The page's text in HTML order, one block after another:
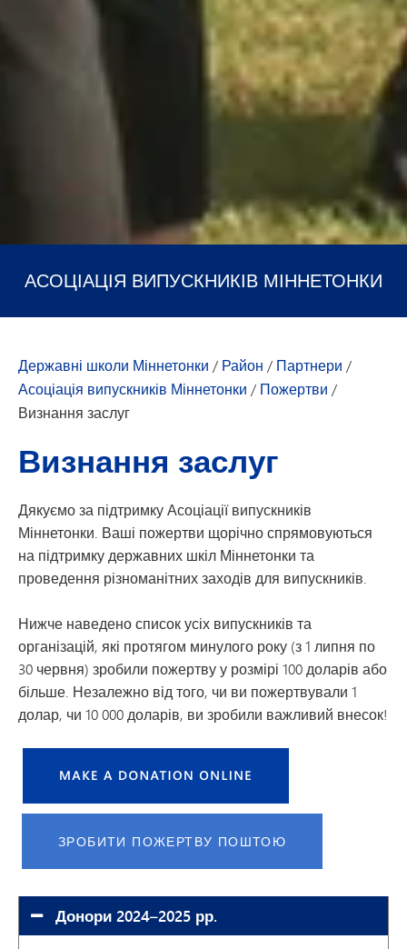
АСОЦІАЦІЯ ВИПУСКНИКІВ МІННЕТОНКИ
Державні школи Міннетонки / Район / Партнери /
Асоціація випускників Міннетонки / Пожертви /
Визнання заслуг
Визнання заслуг
Дякуємо за підтримку Асоціації випускників
Міннетонки. Ваші пожертви щорічно спрямовуються
на підтримку державних шкіл Міннетонки та
проведення різноманітних заходів для випускників.
Нижче наведено список усіх випускників та
організацій, які протягом минулого року (з 1 липня по
30 червня) зробили пожертву у розмірі 100 доларів або
більше. Незалежно від того, чи ви пожертвували 1
долар, чи 10 000 доларів, ви зробили важливий внесок!
ЗРОБИТИ ПОЖЕРТВУ ПОШТОЮ
Донори 2024–2025 рр.